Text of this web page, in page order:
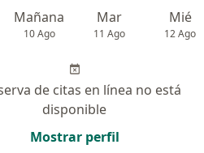
Mañana
10 Ago
Mar
11 Ago
Mié
12 Ago
de citas en línea no está
disponible
Mostrar perfil